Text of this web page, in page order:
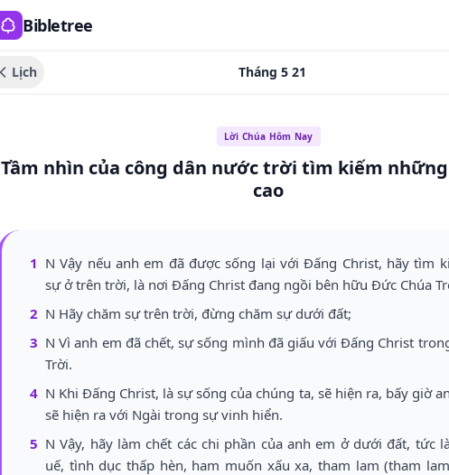
Bibletree
Lịch Tháng 5 21
Lời Chúa Hôm Nay
Tầm nhìn của công dân nước trời tìm kiếm
cao
1 N Vậy nếu anh em đã được sống lại với Đấng Christ, hãy tìm
sự ở trên trời, là nơi Đấng Christ đang ngồi bên hữu Đức Chúa
2 N Hãy chăm sự trên trời, đừng chăm sự dưới đất;
3 N Vì anh em đã chết, sự sống mình đã giấu với Đấng Christ
Trời.
4 N Khi Đấng Christ, là sự sống của chúng ta, sẽ hiện ra, bấy giờ
sẽ hiện ra với Ngài trong sự vinh hiển.
5 N Vậy, hãy làm chết các chi phần của anh em ở dưới đất, tức
uế, tình dục thấp hèn, ham muốn xấu xa, tham lam (tham